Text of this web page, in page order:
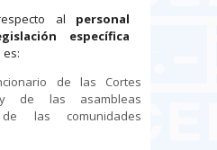
al personal
específica
es:
de las Cortes
de las asambleas
de las comunidades